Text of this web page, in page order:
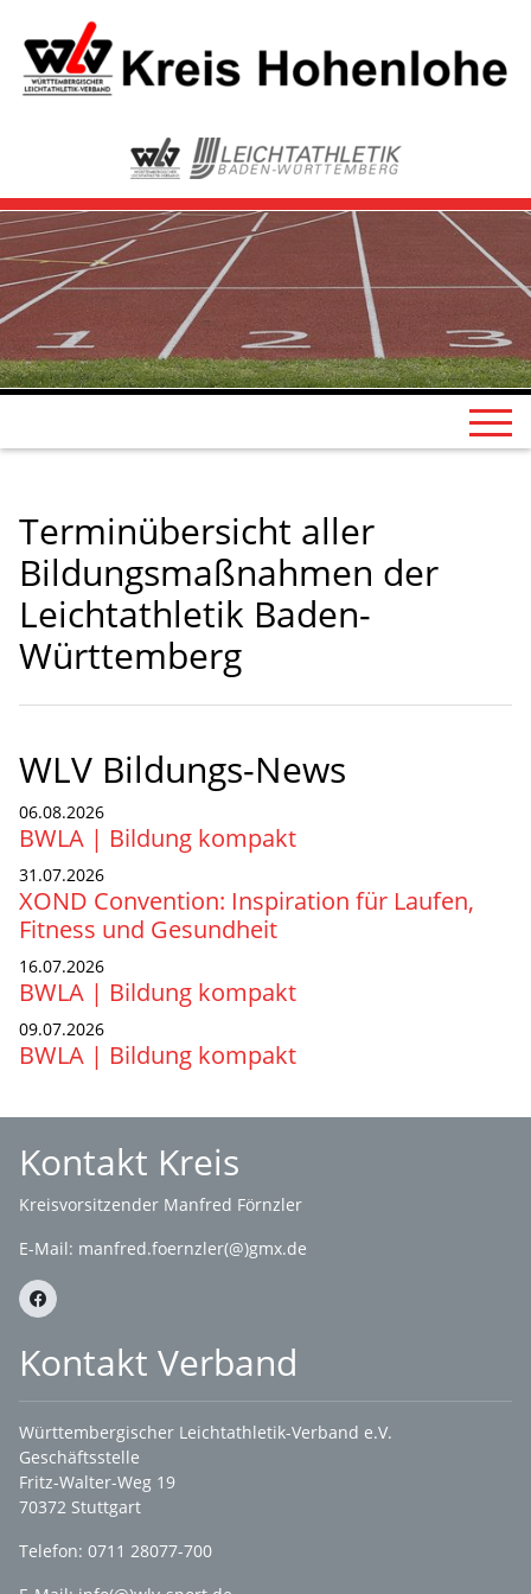
Terminübersicht aller
Bildungsmaßnahmen der
Leichtathletik Baden-
Württemberg
WLV Bildungs-News
06.08.2026
BWLA | Bildung kompakt
31.07.2026
XOND Convention: Inspiration für Laufen,
Fitness und Gesundheit
16.07.2026
BWLA | Bildung kompakt
09.07.2026
BWLA | Bildung kompakt
Kontakt Kreis
Kreisvorsitzender Manfred Förnzler
E-Mail: manfred.foernzler(@)gmx.de
Kontakt Verband
Württembergischer Leichtathletik-Verband e.V.
Geschäftsstelle
Fritz-Walter-Weg 19
70372 Stuttgart
Telefon: 0711 28077-700